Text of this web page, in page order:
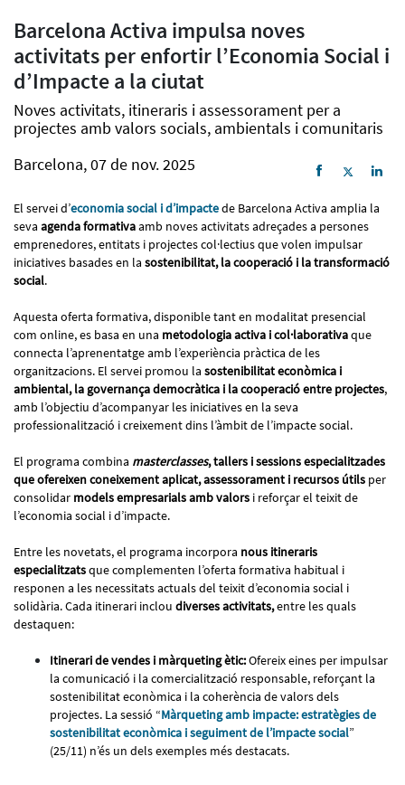
Barcelona Activa impulsa noves
activitats per enfortir l’Economia Social i
d’Impacte a la ciutat
Noves activitats, itineraris i assessorament per a
projectes amb valors socials, ambientals i comunitaris
Barcelona, 07 de nov. 2025
El servei d’economia social i d’impactede Barcelona Activa amplia la
seva agenda formativaamb noves activitats adreçades a persones
emprenedores, entitats i projectes col·lectius que volen impulsar
iniciatives basades en la sostenibilitat, la cooperació i la transformació
social.
Aquesta oferta formativa, disponible tant en modalitat presencial
com online, es basa en una metodologia activa i col·laborativaque
connecta l’aprenentatge amb l’experiència pràctica de les
organitzacions. El servei promou la sostenibilitat econòmica i
ambiental, la governança democràtica i la cooperació entre projectes,
amb l’objectiu d’acompanyar les iniciatives en la seva
professionalització i creixement dins l’àmbit de l’impacte social.
El programa combina masterclasses, tallers i sessions especialitzades
que ofereixen coneixement aplicat, assessorament i recursos útils per
consolidar models empresarials amb valors i reforçar el teixit de
l’economia social i d’impacte.
Entre les novetats, el programa incorpora nous itineraris
especialitzatsque complementen l’oferta formativa habitual i
responen a les necessitats actuals del teixit d’economia social i
solidària. Cada itinerari inclou diverses activitats,entre les quals
destaquen:
Itinerari de vendes i màrqueting ètic:Ofereix eines per impulsar
la comunicació i la comercialització responsable, reforçant la
sostenibilitat econòmica i la coherència de valors dels
projectes. La sessió “Màrqueting amb impacte: estratègies de
sostenibilitat econòmica i seguiment de l’impacte social”
(25/11) n’és un dels exemples més destacats.